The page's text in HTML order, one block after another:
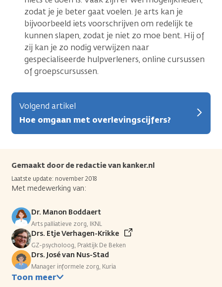
zodat je je beter gaat voelen. Je arts kan je
bijvoorbeeld iets voorschrijven om redelijk te
kunnen slapen, zodat je niet zo moe bent. Hij of
zij kan je zo nodig verwijzen naar
gespecialiseerde hulpverleners, online cursussen
of groepscursussen.
Volgend artikel
Hoe omgaan met overlevingscijfers?
Gemaakt door de redactie van kanker.nl
Laatste update: november 2018
Met medewerking van:
Dr. Manon Boddaert
Arts palliatieve zorg, IKNL
Drs. Etje Verhagen-Krikke
GZ-psycholoog, Praktijk De Beken
Drs. José van Nus-Stad
Manager informele zorg, Kuria
Toon meer